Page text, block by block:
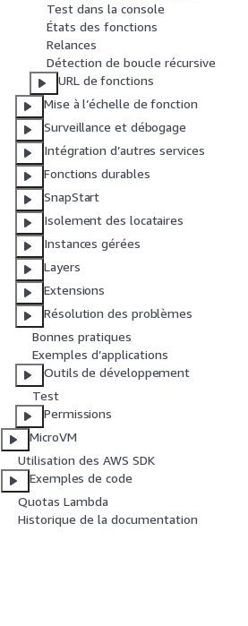
Test dans la console
États des fonctions
Relances
Détection de boucle récursive
URL de fonctions
Mise à l’échelle de fonction
Surveillance et débogage
Intégration d’autres services
Fonctions durables
SnapStart
Isolement des locataires
Instances gérées
Layers
Extensions
Résolution des problèmes
Bonnes pratiques
Exemples d’applications
Outils de développement
Test
Permissions
MicroVM
Utilisation des AWS SDK
Exemples de code
Quotas Lambda
Historique de la documentation